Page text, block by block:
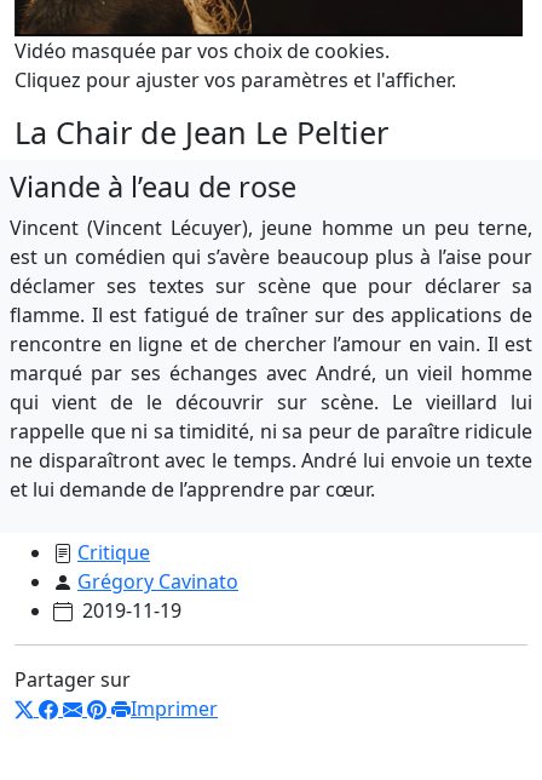
Vidéo masquée par vos choix de cookies.
Cliquez pour ajuster vos paramètres et l'afficher.
La Chair de Jean Le Peltier
Viande à l’eau de rose
Vincent (Vincent Lécuyer), jeune homme un peu terne,
est un comédien qui s’avère beaucoup plus à l’aise pour
déclamer ses textes sur scène que pour déclarer sa
flamme. Il est fatigué de traîner sur des applications de
rencontre en ligne et de chercher l’amour en vain. Il est
marqué par ses échanges avec André, un vieil homme
qui vient de le découvrir sur scène. Le vieillard lui
rappelle que ni sa timidité, ni sa peur de paraître ridicule
ne disparaîtront avec le temps. André lui envoie un texte
et lui demande de l’apprendre par cœur.
Critique
Grégory Cavinato
2019-11-19
Partager sur
Imprimer